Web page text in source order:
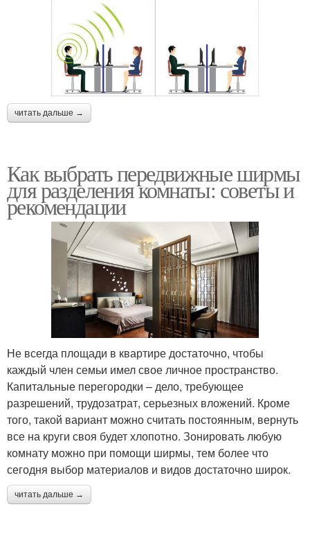
читать дальше →
Как выбрать передвижные ширмы
для разделения комнаты: советы и
рекомендации
Не всегда площади в квартире достаточно, чтобы
каждый член семьи имел свое личное пространство.
Капитальные перегородки – дело, требующее
разрешений, трудозатрат, серьезных вложений. Кроме
того, такой вариант можно считать постоянным, вернуть
все на круги своя будет хлопотно. Зонировать любую
комнату можно при помощи ширмы, тем более что
сегодня выбор материалов и видов достаточно широк.
читать дальше →